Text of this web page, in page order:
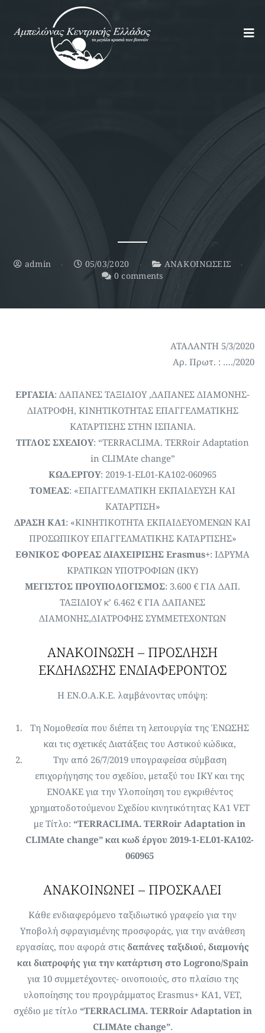
admin 05/03/2020
ΑΝΑΚΟΙΝΩΣΕΙΣ
0 comments
ΑΤΑΛΑΝΤΗ 5/3/2020
Αρ. Πρωτ. : …./2020
ΕΡΓΑΣΙΑ: ΔΑΠΑΝΕΣ ΤΑΞΙΔΙΟΥ ,ΔΑΠΑΝΕΣ ΔΙΑΜΟΝΗΣ-
ΔΙΑΤΡΟΦΗ, KINHTIKΟΤΗΤΑΣ ΕΠΑΓΓΕΛΜΑΤΙΚΗΣ
ΚΑΤΑΡΤΙΣΗΣ ΣΤΗΝ ΙΣΠΑΝΙΑ.
ΤΙΤΛΟΣ ΣΧΕΔΙΟΥ: “ΤΕRRACLIMA. TERRoir Adaptation
in CLIMAte change”
ΚΩΔ.ΕΡΓΟΥ: 2019-1-EL01-KA102-060965
ΤΟΜΕΑΣ: «ΕΠΑΓΓΕΛΜΑΤΙΚΗ ΕΚΠΑΙΔΕΥΣΗ ΚΑΙ
ΚΑΤΑΡΤΙΣΗ»
ΔΡΑΣΗ ΚΑ1: «ΚΙΝΗΤΙΚΟΤΗΤΑ ΕΚΠΑΙΔΕΥΟΜΕΝΩΝ ΚΑΙ
ΠΡΟΣΩΠΙΚΟΥ ΕΠΑΓΓΕΛΜΑΤΙΚΗΣ ΚΑΤΑΡΤΙΣΗΣ»
ΕΘΝΙΚΟΣ ΦΟΡΕΑΣ ΔΙΑΧΕΙΡΙΣΗΣ Erasmus+: ΙΔΡΥΜΑ
ΚΡΑΤΙΚΩΝ ΥΠΟΤΡΟΦΙΩΝ (ΙΚΥ)
ΜΕΓΙΣΤΟΣ ΠΡΟΥΠΟΛΟΓΙΣΜΟΣ: 3.600 € ΓΙΑ ΔΑΠ.
ΤΑΞΙΔΙΟΥ κ’ 6.462 € ΓΙΑ ΔΑΠΑΝΕΣ
ΔΙΑΜΟΝΗΣ,ΔΙΑΤΡΟΦΗΣ ΣΥΜΜΕΤΕΧΟΝΤΩΝ
ΑΝΑΚΟΙΝΩΣΗ – ΠΡΟΣΛΗΣΗ
ΕΚΔΗΛΩΣΗΣ ΕΝΔΙΑΦΕΡΟΝΤΟΣ
Η ΕΝ.Ο.Α.Κ.Ε. λαμβάνοντας υπόψη:
Τη Νομοθεσία που διέπει τη λειτουργία της ΈΝΩΣΗΣ
και τις σχετικές Διατάξεις του Αστικού κώδικα,
Την από 26/7/2019 υπογραφείσα σύμβαση
επιχορήγησης του σχεδίου, μεταξύ του ΙΚΥ και της
ENOAKE για την Υλοποίηση του εγκριθέντος
χρηματοδοτούμενου Σχεδίου κινητικότητας KA1 VET
με Τίτλο: “ΤΕRRACLIMA. TERRoir Adaptation in
CLIMAte change” και κωδ έργου 2019-1-EL01-KA102-
060965
ΑΝΑΚΟΙΝΩΝΕΙ – ΠΡΟΣΚΑΛΕΙ
Κάθε ενδιαφερόμενο ταξιδιωτικό γραφείο για την
Υποβολή σφραγισμένης προσφοράς, για την ανάθεση
εργασίας, που αφορά στις δαπάνες ταξιδιού, διαμονής
και διατροφής για την κατάρτιση στο Logrono/Spain
για 10 συμμετέχοντες- οινοποιούς, στο πλαίσιο της
υλοποίησης του προγράμματος Erasmus+ KA1, VET,
σχέδιο με τίτλο “ΤΕRRACLIMA. TERRoir Adaptation in
CLIMAte change”.